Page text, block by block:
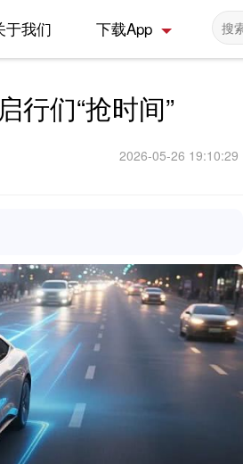
于我们 下载App
行们“抢时间”
2026-05-26 19:10:29